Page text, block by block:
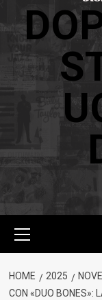
principale
HOME 2025
CON «DUO BONES»: